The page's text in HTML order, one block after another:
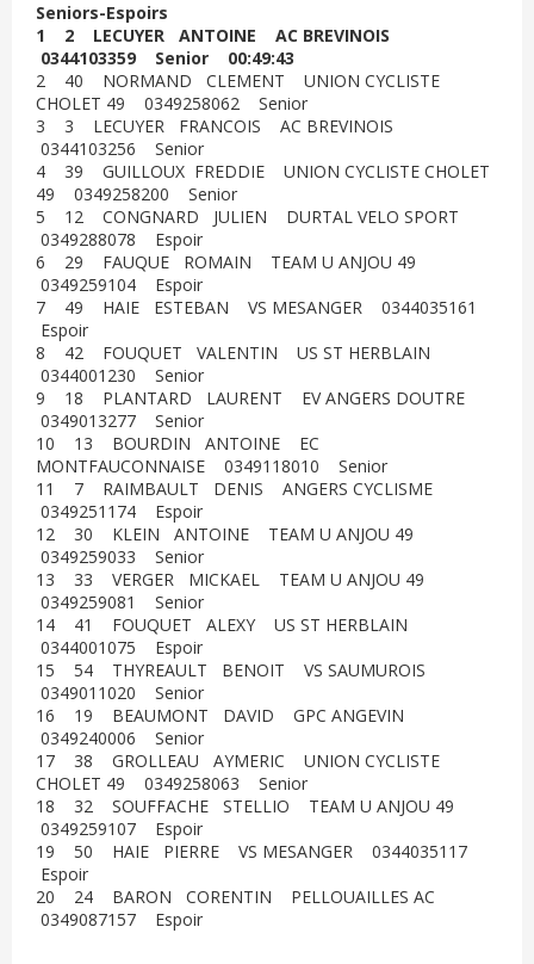
Seniors-Espoirs
1 2 LECUYER ANTOINE AC BREVINOIS
0344103359 Senior 00:49:43
2 40 NORMAND CLEMENT UNION CYCLISTE
CHOLET 49 0349258062 Senior
3 3 LECUYER FRANCOIS AC BREVINOIS
0344103256 Senior
4 39 GUILLOUX FREDDIE UNION CYCLISTE CHOLET
49 0349258200 Senior
5 12 CONGNARD JULIEN DURTAL VELO SPORT
0349288078 Espoir
6 29 FAUQUE ROMAIN TEAM U ANJOU 49
0349259104 Espoir
7 49 HAIE ESTEBAN VS MESANGER 0344035161
Espoir
8 42 FOUQUET VALENTIN US ST HERBLAIN
0344001230 Senior
9 18 PLANTARD LAURENT EV ANGERS DOUTRE
0349013277 Senior
10 13 BOURDIN ANTOINE EC
MONTFAUCONNAISE 0349118010 Senior
11 7 RAIMBAULT DENIS ANGERS CYCLISME
0349251174 Espoir
12 30 KLEIN ANTOINE TEAM U ANJOU 49
0349259033 Senior
13 33 VERGER MICKAEL TEAM U ANJOU 49
0349259081 Senior
14 41 FOUQUET ALEXY US ST HERBLAIN
0344001075 Espoir
15 54 THYREAULT BENOIT VS SAUMUROIS
0349011020 Senior
16 19 BEAUMONT DAVID GPC ANGEVIN
0349240006 Senior
17 38 GROLLEAU AYMERIC UNION CYCLISTE
CHOLET 49 0349258063 Senior
18 32 SOUFFACHE STELLIO TEAM U ANJOU 49
0349259107 Espoir
19 50 HAIE PIERRE VS MESANGER 0344035117
Espoir
20 24 BARON CORENTIN PELLOUAILLES AC
0349087157 Espoir